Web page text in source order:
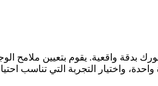
بدقة واقعية. يقوم بتعيين ملامح